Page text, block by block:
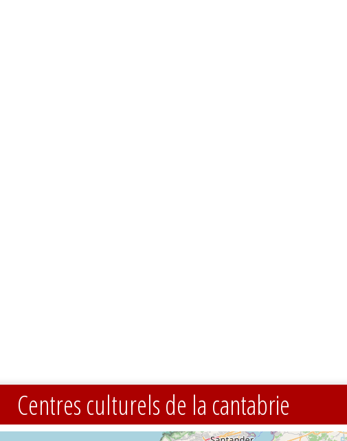
Centres culturels de la cantabrie